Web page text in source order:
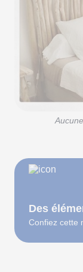
Des
Confiez cette